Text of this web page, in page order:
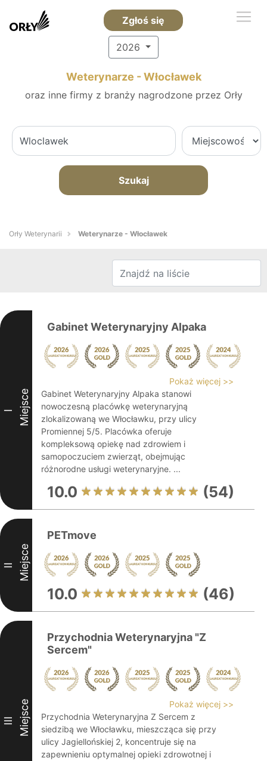
Zgłoś się
2026
Weterynarze - Włocławek
oraz inne firmy z branży nagrodzone przez Orły
Szukaj
Orły Weterynarii Weterynarze - Włocławek
I Miejsce
Gabinet Weterynaryjny Alpaka
Pokaż więcej >>
Gabinet Weterynaryjny Alpaka stanowi
nowoczesną placówkę weterynaryjną
zlokalizowaną we Włocławku, przy ulicy
Promiennej 5/5. Placówka oferuje
kompleksową opiekę nad zdrowiem i
samopoczuciem zwierząt, obejmując
różnorodne usługi weterynaryjne. ...
10.0 (54)
II Miejsce
PETmove
10.0 (46)
III Miejsce
Przychodnia Weterynaryjna "Z
Sercem"
Pokaż więcej >>
Przychodnia Weterynaryjna Z Sercem z
siedzibą we Włocławku, mieszcząca się przy
ulicy Jagiellońskiej 2, koncentruje się na
zapewnieniu optymalnej opieki zdrowotnej i